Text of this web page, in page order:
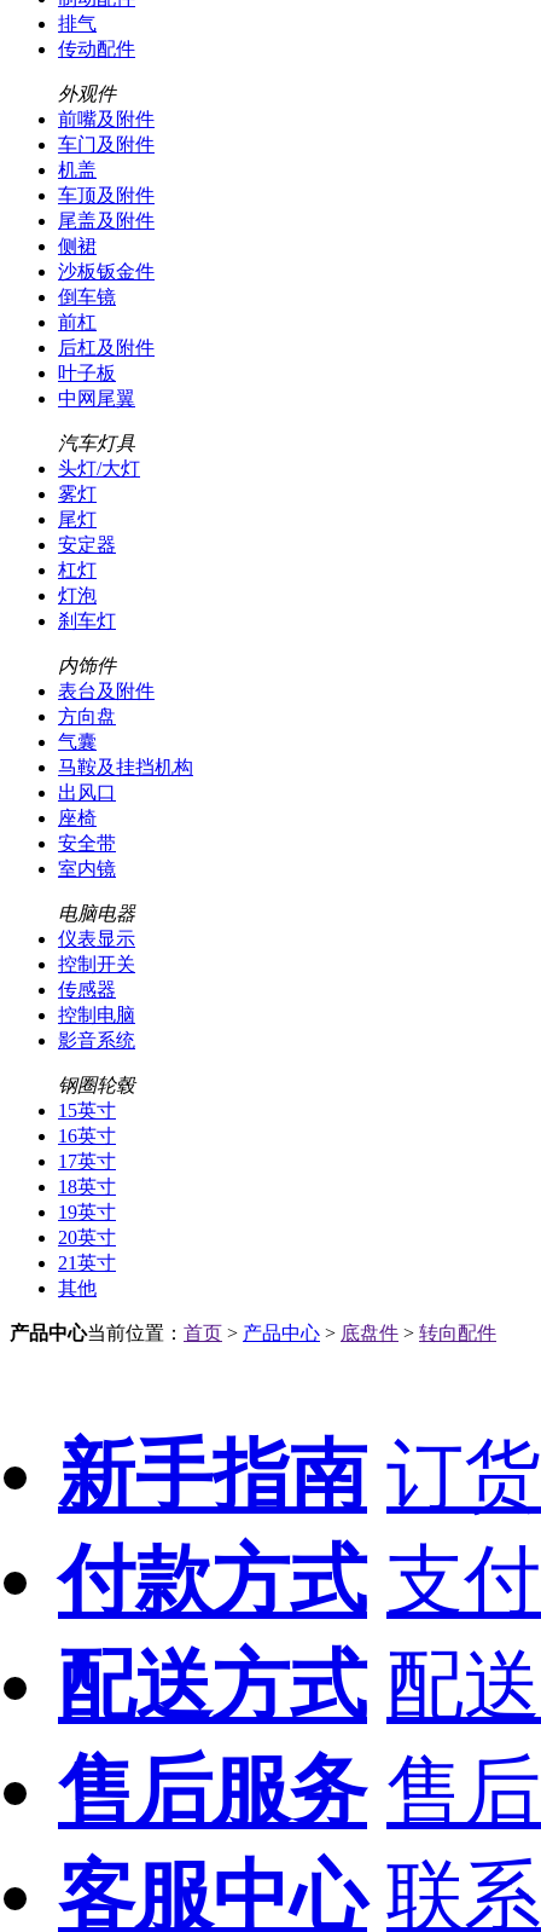
排气
传动配件
外观件
前嘴及附件
车门及附件
机盖
车顶及附件
尾盖及附件
侧裙
沙板钣金件
倒车镜
前杠
后杠及附件
叶子板
中网尾翼
汽车灯具
头灯/大灯
雾灯
尾灯
安定器
杠灯
灯泡
刹车灯
内饰件
表台及附件
方向盘
气囊
马鞍及挂挡机构
出风口
座椅
安全带
室内镜
电脑电器
仪表显示
控制开关
传感器
控制电脑
影音系统
钢圈轮毂
15英寸
16英寸
17英寸
18英寸
19英寸
20英寸
21英寸
其他
产品中心当前位置： 首页 > 产品中心 > 底盘件 > 转向配件
新手指南 订
付款方式 支
配送方式 配
售后服务 售
客服中心 联